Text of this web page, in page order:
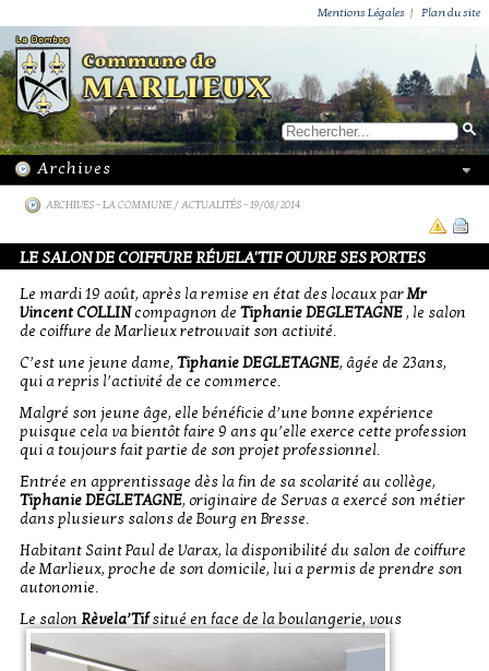
Mentions Légales | Plan du site
ARCHIVES-LA COMMUNE / ACTUALITÉS- 19/08/2014
LE SALON DE COIFFURE RÉVELA'TIF OUVRE SES PORTES
Le mardi 19 août, après la remise en état des locaux parMr
Vincent COLLINcompagnon de Tiphanie DEGLETAGNE, le salon
de coiffure de Marlieux retrouvait son activité.
C’est une jeune dame, Tiphanie DEGLETAGNE, âgée de 23ans,
qui a repris l’activité de ce commerce.
Malgré son jeune âge, elle bénéficie d’une bonne expérience
puisque cela va bientôt faire 9 ans qu’elle exerce cette profession
qui a toujours fait partie de son projet professionnel.
Entrée en apprentissage dès la fin de sa scolarité au collège,
Tiphanie DEGLETAGNE, originaire de Servas a exercé son métier
dans plusieurs salons de Bourg en Bresse.
Habitant Saint Paul de Varax, la disponibilité du salon de coiffure
de Marlieux, proche de son domicile, lui a permis de prendre son
autonomie.
Le salon Rèvela’Tifsitué en face de la boulangerie, vous